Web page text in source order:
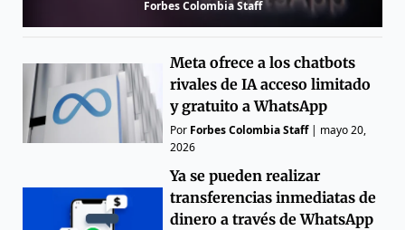
Forbes Colombia Staff
Meta ofrece a los chatbots
rivales de IA acceso limitado
y gratuito a WhatsApp
Por Forbes Colombia Staff| mayo 20,
2026
Ya se pueden realizar
transferencias inmediatas de
dinero a través de WhatsApp